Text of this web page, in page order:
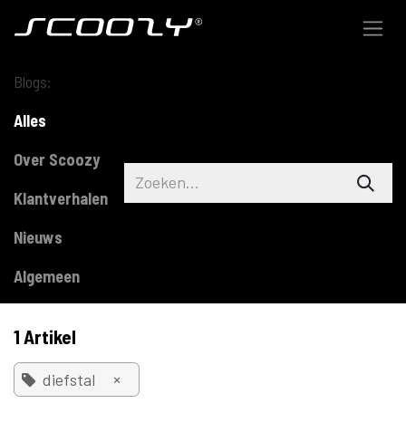
Blogs:
Alles
Over Scoozy
Klantverhalen
Nieuws
Algemeen
1 Artikel
diefstal ×